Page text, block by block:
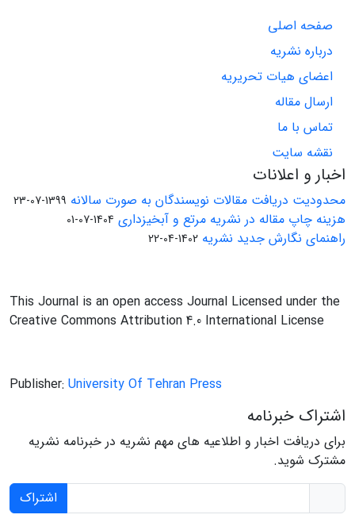
صفحه اصلی
درباره نشریه
اعضای هیات تحریریه
ارسال مقاله
تماس با ما
نقشه سایت
اخبار و اعلانات
محدودیت دریافت مقالات نویسندگان به صورت سالانه 1399-07-23
هزینه چاپ مقاله در نشریه مرتع و آبخیزداری 1404-07-01
راهنمای نگارش جدید نشریه 1402-04-22
This Journal is an open access Journal Licensed under the
Creative Commons Attribution 4.0 International License
Publisher: University Of Tehran Press
اشتراک خبرنامه
برای دریافت اخبار و اطلاعیه های مهم نشریه در خبرنامه نشریه
مشترک شوید.
اشتراک